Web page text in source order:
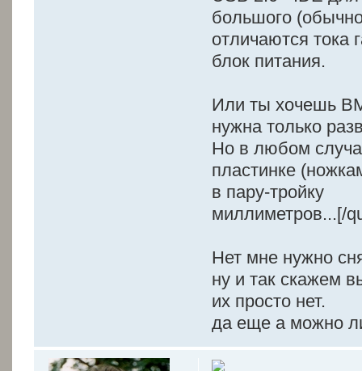
большого
отличаются тока
блок питания.
Или ты хочешь
нужна только
Но в любом
пластинке
в пару-тройку
миллиметров...[/
Нет мне нужно
ну и так скажем
их просто нет.
да еще а можно